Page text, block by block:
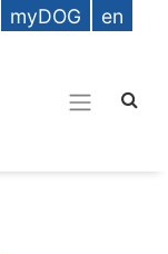
myDOG en